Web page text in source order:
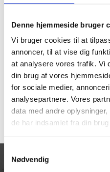
Denne hjemmeside bruger
Vi bruger cookies til at
annoncer, til at vise dig
at analysere vores trafik. Vi
din brug af vores
for sociale medier,
analysepartnere. Vores
data med andre
de har indsamlet fra din
Nødvendig
Scott Roll off WFS
Kit w/Antistick Grid
Hustle / Primal
kr. 369,00